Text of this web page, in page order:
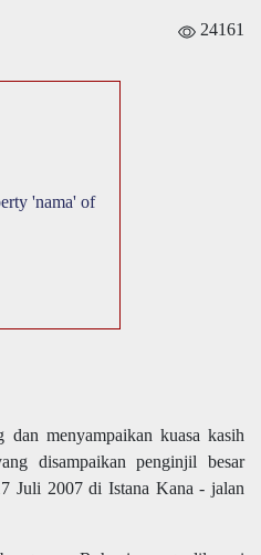
'nama' of
24161
dan menyampaikan kuasa kasih
disampaikan penginjil besar
Juli 2007 di Istana Kana - jalan